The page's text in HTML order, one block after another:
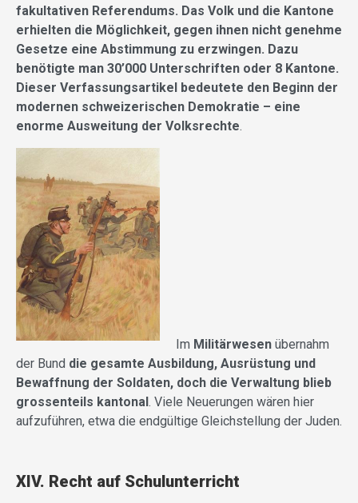
fakultativen Referendums. Das Volk und die Kantone
erhielten die Möglichkeit, gegen ihnen nicht genehme
Gesetze eine Abstimmung zu erzwingen. Dazu
benötigte man 30’000 Unterschriften oder 8 Kantone.
Dieser Verfassungsartikel bedeutete den Beginn der
modernen schweizerischen Demokratie – eine
enorme Ausweitung der Volksrechte.
Im Militärwesen übernahm
der Bund die gesamte Ausbildung, Ausrüstung und
Bewaffnung der Soldaten, doch die Verwaltung blieb
grossenteils kantonal. Viele Neuerungen wären hier
aufzuführen, etwa die endgültige Gleichstellung der Juden.
XIV. Recht auf Schulunterricht